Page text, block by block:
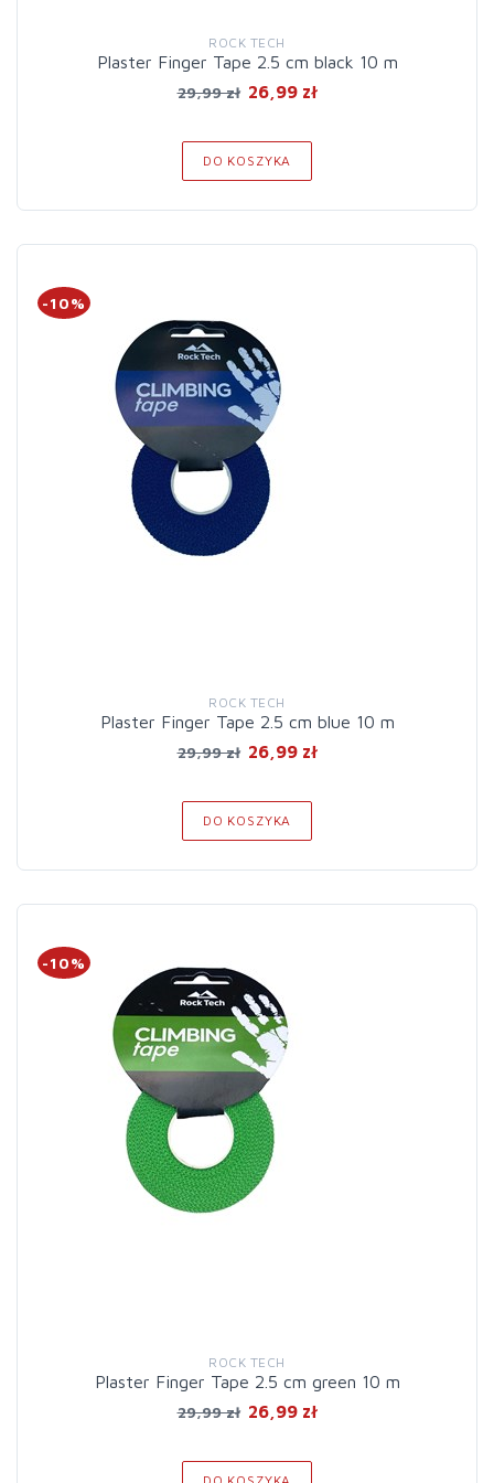
ROCK TECH
Plaster Finger Tape 2.5 cm black 10 m
29,99 zł 26,99 zł
DO KOSZYKA
-10%
ROCK TECH
Plaster Finger Tape 2.5 cm blue 10 m
29,99 zł 26,99 zł
DO KOSZYKA
-10%
ROCK TECH
Plaster Finger Tape 2.5 cm green 10 m
29,99 zł 26,99 zł